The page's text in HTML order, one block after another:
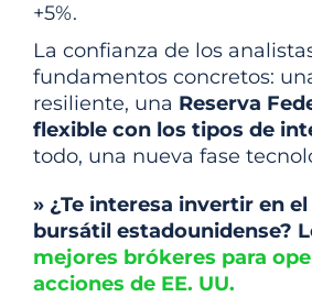
+5%.
La confianza de los
fundamentos concretos:
resiliente, una Reserva
flexible con los tipos de
todo, una nueva fase
» ¿Te interesa invertir en
bursátil estadounidense?
mejores brókeres para
acciones de EE. UU.